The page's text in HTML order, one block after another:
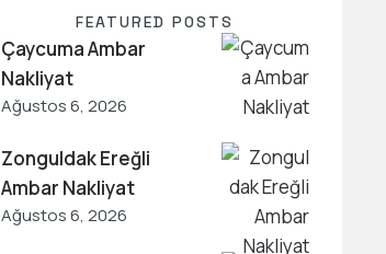
FEATURED POSTS
Çaycuma Ambar
Nakliyat
Ağustos 6, 2026
Zonguldak Ereğli
Ambar Nakliyat
Ağustos 6, 2026